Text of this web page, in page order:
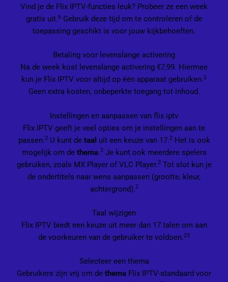
Vind je de Flix IPTV-functies leuk? Probeer ze een week
gratis uit.6 Gebruik deze tijd om te controleren of de
toepassing geschikt is voor jouw kijkbehoeften.
Betaling voor levenslange activering
Na de week kost levenslange activering €7,99. Hiermee
kun je Flix IPTV voor altijd op één apparaat gebruiken.2
Geen extra kosten, onbeperkte toegang tot inhoud.
Instellingen en aanpassen van flix iptv
Flix IPTV geeft je veel opties om je instellingen aan te
passen.2U kunt de taal uit een keuze van 17.2Het is ook
mogelijk om de thema.2Je kunt ook meerdere spelers
gebruiken, zoals MX Player of VLC Player.2Tot slot kun je
de ondertitels naar wens aanpassen (grootte, kleur,
achtergrond).2
Taal wijzigen
Flix IPTV biedt een keuze uit meer dan 17 talen om aan
de voorkeuren van de gebruiker te voldoen.23
Selecteer een thema
Gebruikers zijn vrij om de thema Flix IPTV-standaard voor